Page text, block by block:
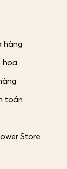
hàng
hoa
toán
Store